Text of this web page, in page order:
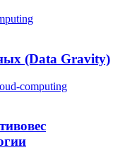
(Data Gravity)
computing